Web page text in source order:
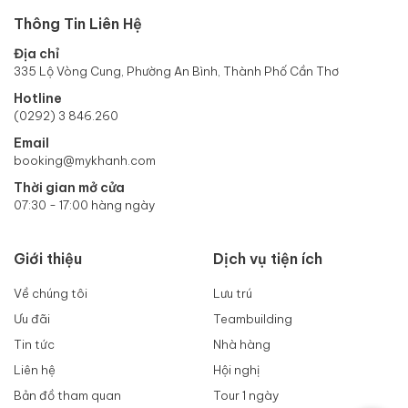
Thông Tin Liên Hệ
Địa chỉ
335 Lộ Vòng Cung, Phường An Bình, Thành Phố Cần Thơ
Hotline
(0292) 3 846.260
Email
booking@mykhanh.com
Thời gian mở cửa
07:30 - 17:00 hàng ngày
Giới thiệu
Về chúng tôi
Ưu đãi
Tin tức
Liên hệ
Bản đồ tham quan
Dịch vụ tiện ích
Lưu trú
Teambuilding
Nhà hàng
Hội nghị
Tour 1 ngày